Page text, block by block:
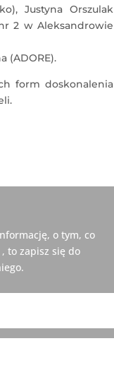
Justyna Orszulak
nr 2 w Aleksandrowie
(ADORE).
form doskonalenia
o tym, co
to zapisz się do